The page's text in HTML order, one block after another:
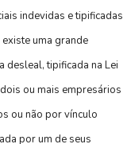
indevidas e tipificadas
uma grande
desleal, tipificada na Lei
ou mais empresários
ou não por vínculo
por um de seus